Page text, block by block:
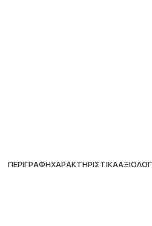
ΠΕΡΙΓΡΑΦΉΧΑΡΑΚΤΗΡΙΣΤΙΚΆ